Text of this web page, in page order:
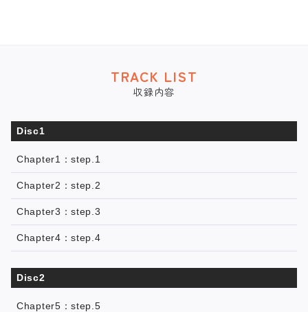
TRACK LIST
収録内容
Disc1
Chapter1：step.1
Chapter2：step.2
Chapter3：step.3
Chapter4：step.4
Disc2
Chapter5：step.5